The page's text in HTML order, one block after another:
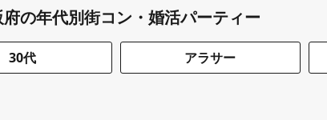
府の年代別街コン・婚活パーティー
30代 アラサー